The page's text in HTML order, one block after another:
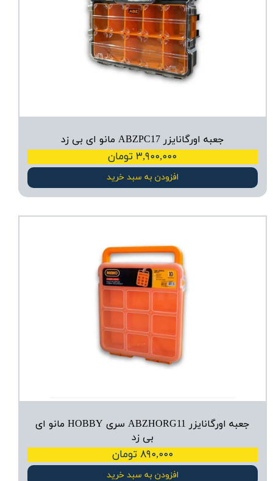
جعبه اورگانایزر ABZPC17 مانو ای بی زد
۳,۹۰۰,۰۰۰ تومان
افزودن به سبد خرید
جعبه اورگانایزر ABZHORG11 سری HOBBY مانو ای
بی زد
۸۹۰,۰۰۰ تومان
افزودن به سبد خرید